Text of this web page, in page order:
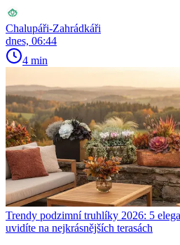
Chalupáři-Zahrádkáři
dnes, 06:44
4 min
Trendy podzimní truhlíky 2026: 5
uvidíte na nejkrásnějších terasách